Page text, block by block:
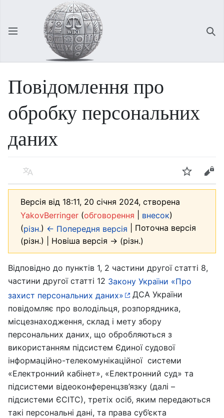
Відкрити головне меню
Повідомлення про
обробку персональних
даних
Мова Спостерігати Редагувати
Версія від 18:11, 20 січня 2024, створена
YakovBerringer (обговорення внесок)
(різн.) ← Попередня версія | Поточна версія
(різн.) | Новіша версія → (різн.)
Відповідно до пунктів 1, 2 частини другої статті 8,
частини другої статті 12 Закону України «Про
захист персональних даних»
ДСА України
повідомляє про володільця, розпорядника,
місцезнаходження, склад і мету збору
персональних даних, що обробляються з
використанням підсистем Єдиної судової
інформаційно-телекомунікаційної системи
«Електронний кабінет», «Електронний суд» та
підсистеми відеоконференцзв’язку (далі –
підсистеми ЄСІТС), третіх осіб, яким передаються
такі персональні дані, та права суб’єкта